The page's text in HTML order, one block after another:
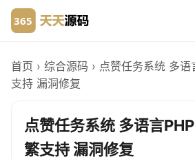
首页 › 综合源码 › 点赞任务系统 多
支持 漏洞修复
点赞任务系统 多语言
繁支持 漏洞修复